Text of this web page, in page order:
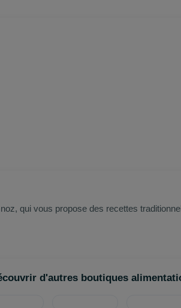
qui vous propose des recettes
d'autres boutiques